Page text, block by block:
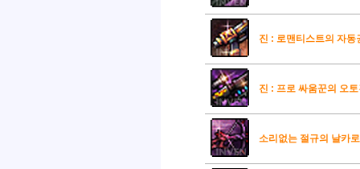
진 : 로맨티스트의 자동
진 : 프로 싸움꾼의 오
소리없는 절규의 날카